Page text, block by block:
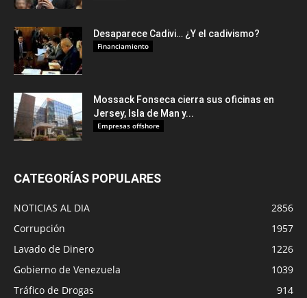
Desaparece Cadivi… ¿Y el cadivismo?
Financiamiento
Mossack Fonseca cierra sus oficinas en
Jersey, Isla de Man y...
Empresas offshore
CATEGORÍAS POPULARES
NOTICIAS AL DIA
2856
Corrupción
1957
Lavado de Dinero
1226
Gobierno de Venezuela
1039
Tráfico de Drogas
914